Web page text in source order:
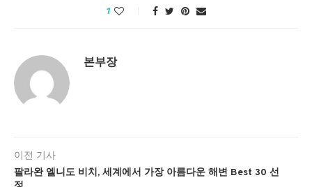
1
본부장
이전 기사
팔라완 엘니도 비치, 세계에서 가장 아름다운 해변 Best 30 선